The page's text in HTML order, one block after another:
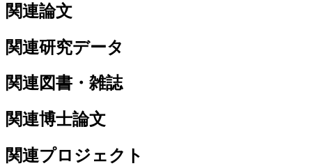
関連論文
関連研究データ
関連図書・雑誌
関連博士論文
関連プロジェクト